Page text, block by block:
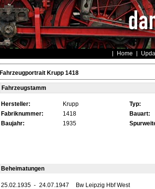
Home
Fahrzeugportrait Krupp 1418
Fahrzeugstamm
Hersteller: Krupp Typ:
Fabriknummer:
1418 Bauart:
Baujahr:
1935
Beheimatungen
25.02.1935 - 24.07.1947
Bw Leipzig Hbf West